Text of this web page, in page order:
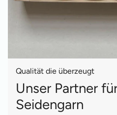
Qualität die überzeugt
Unser Partner
Seidengarn